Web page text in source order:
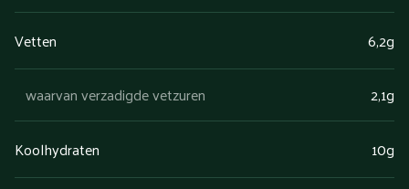
Vetten 6,2g
waarvan verzadigde vetzuren 2,1g
Koolhydraten 10g